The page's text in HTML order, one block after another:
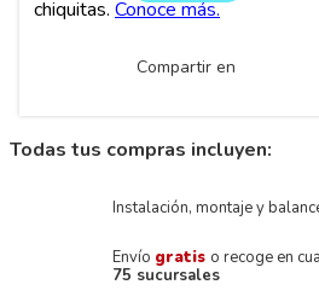
Compartir en
Todas tus compras incluyen:
Instalación, montaje y
Envío gratis o recoge en
75 sucursales